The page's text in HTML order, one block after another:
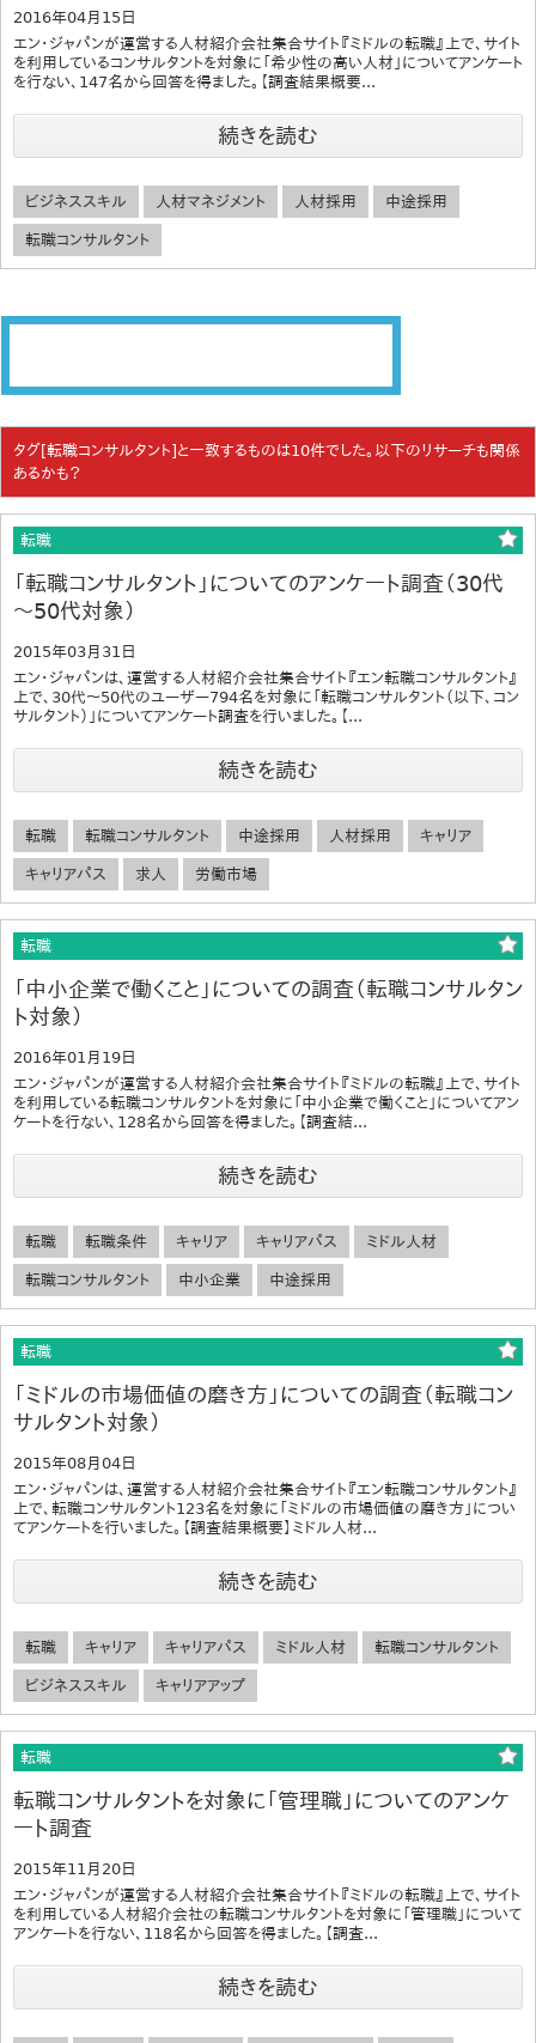
2016年04月15日
エン・ジャパンが運営する人材紹介会社集合サイト『ミドルの転職』上で、サイト
を利用しているコンサルタントを対象に「希少性の高い人材」についてアンケート
を行ない、147名から回答を得ました。【調査結果概要...
続きを読む
ビジネススキル 人材マネジメント 人材採用 中途採用
転職コンサルタント
タグ[転職コンサルタント]と一致するものは10件でした。以下のリサーチも関係
あるかも？
転職
「転職コンサルタント」についてのアンケート調査（30代
～50代対象）
2015年03月31日
エン・ジャパンは、運営する人材紹介会社集合サイト『エン転職コンサルタント』
上で、30代～50代のユーザー794名を対象に「転職コンサルタント（以下、コン
サルタント）」についてアンケート調査を行いました。【...
続きを読む
転職 転職コンサルタント 中途採用 人材採用 キャリア
キャリアパス 求人 労働市場
転職
「中小企業で働くこと」についての調査（転職コンサルタン
ト対象）
2016年01月19日
エン・ジャパンが運営する人材紹介会社集合サイト『ミドルの転職』上で、サイト
を利用している転職コンサルタントを対象に「中小企業で働くこと」についてアン
ケートを行ない、128名から回答を得ました。【調査結...
続きを読む
転職 転職条件 キャリア キャリアパス ミドル人材
転職コンサルタント 中小企業 中途採用
転職
「ミドルの市場価値の磨き方」についての調査（転職コン
サルタント対象）
2015年08月04日
エン・ジャパンは、運営する人材紹介会社集合サイト『エン転職コンサルタント』
上で、転職コンサルタント123名を対象に「ミドルの市場価値の磨き方」につい
てアンケートを行いました。【調査結果概要】ミドル人材...
続きを読む
転職 キャリア キャリアパス ミドル人材 転職コンサルタント
ビジネススキル キャリアアップ
転職
転職コンサルタントを対象に「管理職」についてのアンケ
ート調査
2015年11月20日
エン・ジャパンが運営する人材紹介会社集合サイト『ミドルの転職』上で、サイト
を利用している人材紹介会社の転職コンサルタントを対象に「管理職」について
アンケートを行ない、118名から回答を得ました。【調査...
続きを読む